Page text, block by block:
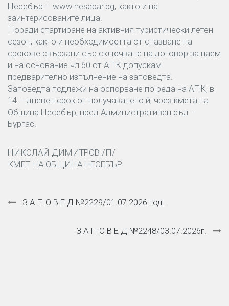
Несебър – www.nesebar.bg, както и на
заинтерисованите лица.
Поради стартиране на активния туристически летен
сезон, както и необходимостта от спазване на
срокове свързани със сключване на договор за наем
и на основание чл.60 от АПК допускам
предварително изпълнение на заповедта.
Заповедта подлежи на оспорване по реда на АПК, в
14 – дневен срок от получаването й, чрез кмета на
Община Несебър, пред Административен съд –
Бургас.
НИКОЛАЙ ДИМИТРОВ /П/
КМЕТ НА ОБЩИНА НЕСЕБЪР
Навигация
З А П О В Е Д №2229/01.07.2026 год.
З А П О В Е Д №2248/03.07.2026г.